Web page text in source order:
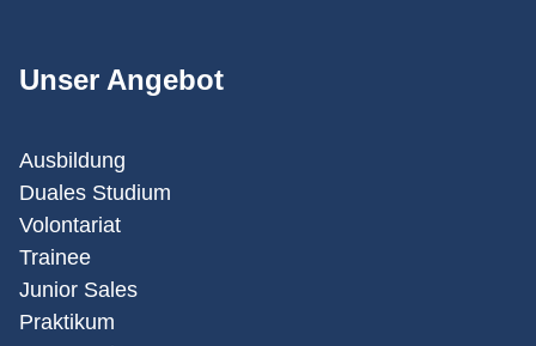
Unser Angebot
Ausbildung
Duales Studium
Volontariat
Trainee
Junior Sales
Praktikum